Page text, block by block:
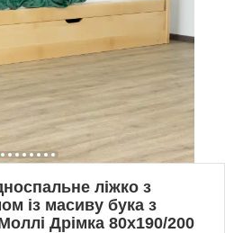
ліжко з
із масиву бука з
Дрімка 80x190/200